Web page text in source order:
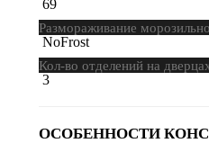
69
Размораживание
NoFrost
Кол-во отделений на
3
ОСОБЕННОСТИ